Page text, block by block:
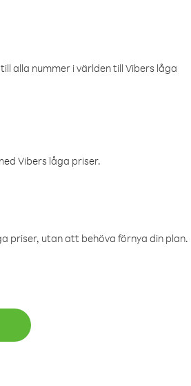
alla nummer i världen till Vibers låga
Vibers låga priser.
priser, utan att behöva förnya din plan.